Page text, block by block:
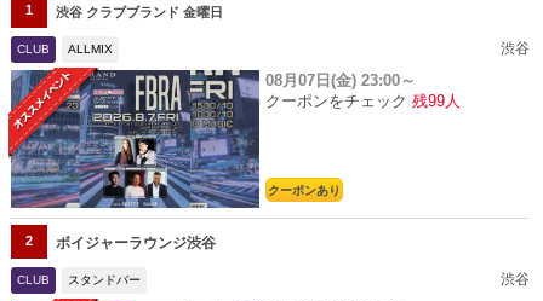
1 渋谷 クラブブランド 金曜日
CLUB ALLMIX 渋谷
08月07日(金) 23:00～
クーポンをチェック 残99人
クーポンあり
2 ボイジャーラウンジ渋谷
CLUB スタンドバー 渋谷